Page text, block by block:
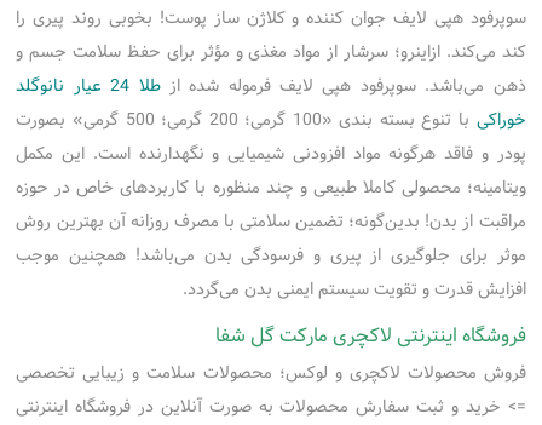
سوپرفود هپی لایف جوان کننده و کلاژن ساز پوست! بخوبی روند پیری را
کند می‌کند. ازاینرو؛ سرشار از مواد مغذی و مؤثر برای حفظ سلامت جسم و
ذهن می‌باشد. سوپرفود هپی لایف فرموله شده از
طلا 24 عیار نانوگلد
خوراکی
با تنوع بسته بندی «100 گرمی؛ 200 گرمی؛ 500 گرمی» بصورت
پودر و فاقد هرگونه مواد افزودنی شیمیایی و نگهدارنده است. این مکمل
ویتامینه؛ محصولی کاملا طبیعی و چند منظوره با کاربردهای خاص در حوزه
مراقبت از بدن! بدین‌گونه؛ تضمین سلامتی با مصرف روزانه آن بهترین روش
موثر برای جلوگیری از پیری و فرسودگی بدن می‌باشد! همچنین موجب
افزایش قدرت و تقویت سیستم ایمنی بدن می‌گردد.
فروشگاه اینترنتی لاکچری مارکت گل شفا
فروش محصولات لاکچری و لوکس؛ محصولات سلامت و زیبایی تخصصی
=> خرید و ثبت سفارش محصولات به صورت آنلاین در فروشگاه اینترنتی